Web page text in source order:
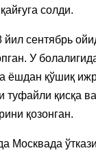
солди.
сентябрь
У
ёшдан қўшиқ
қисқа
қозонган.
Москвада